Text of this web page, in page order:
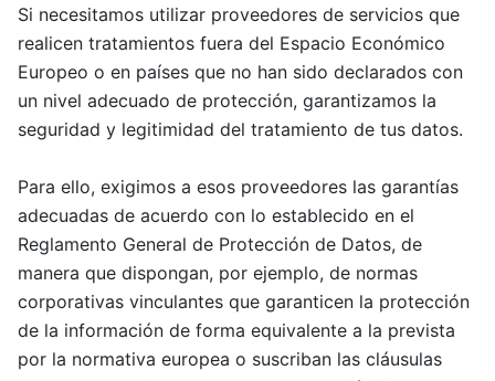
Si necesitamos utilizar proveedores de servicios que
realicen tratamientos fuera del Espacio Económico
Europeo o en países que no han sido declarados con
un nivel adecuado de protección, garantizamos la
seguridad y legitimidad del tratamiento de tus datos.
Para ello, exigimos a esos proveedores las garantías
adecuadas de acuerdo con lo establecido en el
Reglamento General de Protección de Datos, de
manera que dispongan, por ejemplo, de normas
corporativas vinculantes que garanticen la protección
de la información de forma equivalente a la prevista
por la normativa europea o suscriban las cláusulas